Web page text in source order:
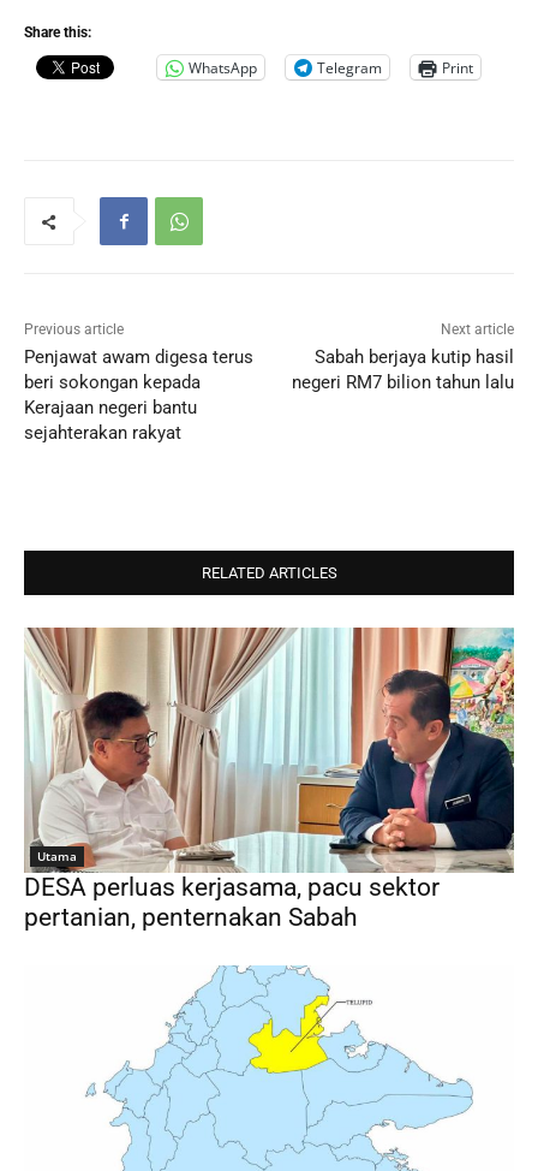
Share this:
WhatsApp Telegram Print
Previous article
Penjawat awam digesa terus
beri sokongan kepada
Kerajaan negeri bantu
sejahterakan rakyat
Next article
Sabah berjaya kutip hasil
negeri RM7 bilion tahun lalu
RELATED ARTICLES
Utama
DESA perluas kerjasama, pacu sektor
pertanian, penternakan Sabah